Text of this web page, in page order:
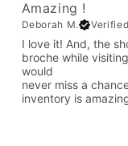
Amazing !
Deborah M.
I love it! And, the
broche while
would
never miss a
inventory is